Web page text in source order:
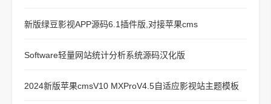
新版绿豆影视APP源码6.1插件版,对接苹果cms
Software轻量网站统计分析系统源码汉化版
2024新版苹果cmsV10 MXProV4.5自适应影视站主题模板